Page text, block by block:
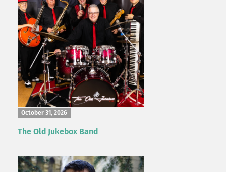
October 31, 2026
The Old Jukebox Band